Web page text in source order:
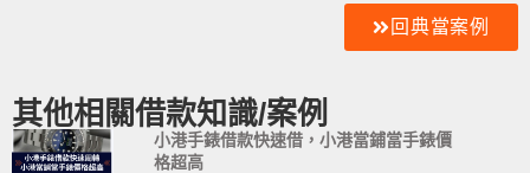
回典當案例
其他相關借款知識/案例
小港手錶借款快速借，小港當鋪當手錶價
格超高